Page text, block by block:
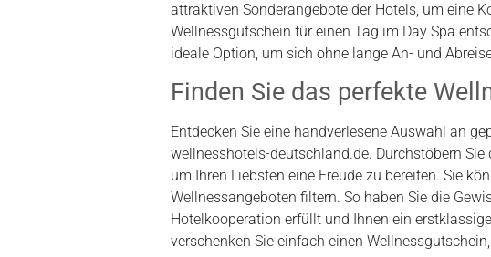
attraktiven Sonderangebote der Hotels, um eine
Wellnessgutschein für einen Tag im Day Spa
ideale Option, um sich ohne lange An- und
Finden Sie das perfekte
Entdecken Sie eine handverlesene Auswahl an
wellnesshotels-deutschland.de. Durchstöbern
um Ihren Liebsten eine Freude zu bereiten. Sie
Wellnessangeboten filtern. So haben Sie die
Hotelkooperation erfüllt und Ihnen ein
verschenken Sie einfach einen